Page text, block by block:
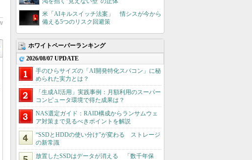
米「AIキルスイッチ法案」 情シスが今から
備える5つのリスク回避策
ホワイトペーパーランキング
2026/08/07 UPDATE
手のひらサイズの「AI開発特化スパコン」に秘
められた実力とは？
「生成AI活用」実践事例：月額利用のスーパー
コンピュータ環境で得た成果は？
NAS選定ガイド：RAID構成からランサムウェ
ア対策まで見るべきポイントを解説
“SSDとHDDの使い分け”が変わる ストレージ
の新常識
放置したSSDはデータが消える 「数千年保